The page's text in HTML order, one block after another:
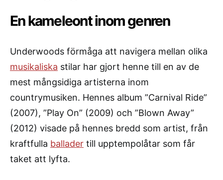
En kameleont inom genren
Underwoods förmåga att navigera mellan olika
musikaliska stilar har gjort henne till en av de
mest mångsidiga artisterna inom
countrymusiken. Hennes album ”Carnival Ride”
(2007), ”Play On” (2009) och ”Blown Away”
(2012) visade på hennes bredd som artist, från
kraftfulla ballader till upptempolåtar som får
taket att lyfta.